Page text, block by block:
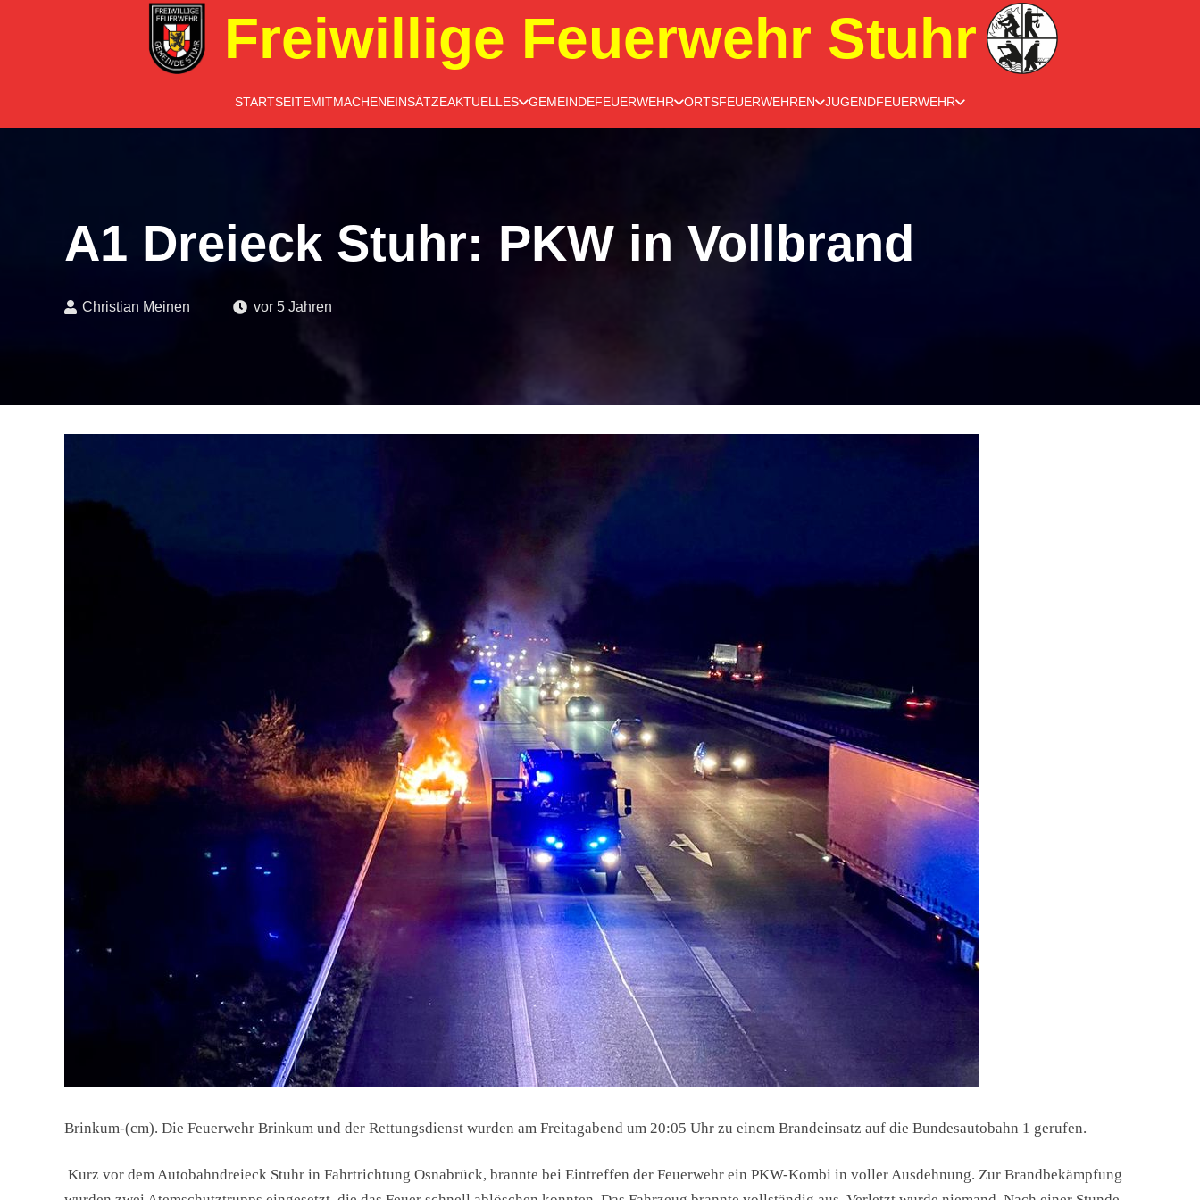
Freiwillige Feuerwehr Stuhr
STARTSEITEMITMACHENEINSÄTZEAKTUELLES GEMEINDEFEUERWEHR ORTSFEUERWEHREN JUGENDFEUERWEHR
A1 Dreieck Stuhr: PKW in Vollbrand
Christian Meinen vor 5 Jahren
Brinkum-(cm). Die Feuerwehr Brinkum und der Rettungsdienst wurden am Freitagabend um 20:05 Uhr zu einem Brandeinsatz auf die Bundesautobahn 1 gerufen.
Kurz vor dem Autobahndreieck Stuhr in Fahrtrichtung Osnabrück, brannte bei Eintreffen der Feuerwehr ein PKW-Kombi in voller Ausdehnung. Zur Brandbekämpfung